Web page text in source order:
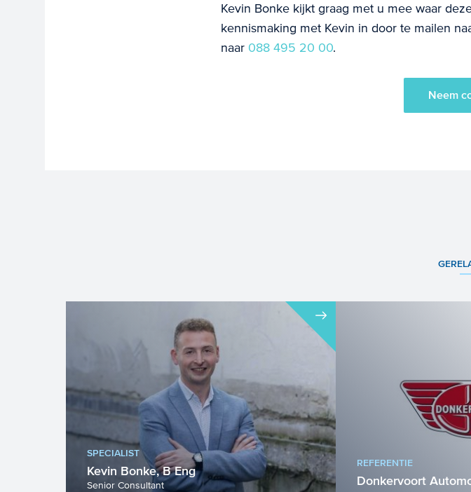
Kevin Bonke kijkt graag met u mee waar
kennismaking met Kevin in door te mailen
naar 088 495 20 00.
Neem
SPECIALIST
Kevin Bonke, B Eng
Senior Consultant
REFERENTIE
Donkervoort